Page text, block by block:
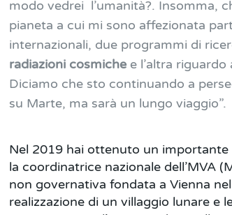
modo vedrei l’umanità?. Insomma,
pianeta a cui mi sono affezionata
internazionali, due programmi di
radiazioni cosmiche e l’altra riguardo
Diciamo che sto continuando a
su Marte, ma sarà un lungo viaggio”.
Nel 2019 hai ottenuto un
la coordinatrice nazionale dell’MVA
non governativa fondata a Vienna
realizzazione di un villaggio lunare e